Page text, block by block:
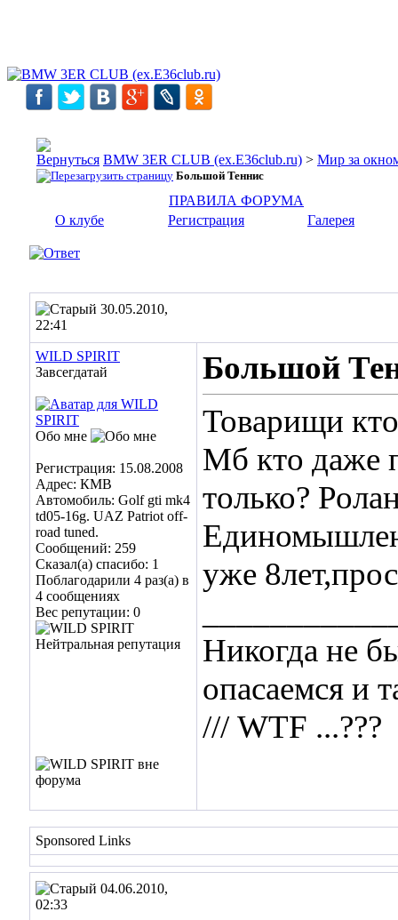
BMW 3ER CLUB (ex.E36club.ru) > Мир за
Большой Теннис
ПРАВИЛА ФОРУМА
О клубе
Регистрация Галерея
30.05.2010,
22:41
WILD SPIRIT
Завсегдатай
Обо мне
Регистрация: 15.08.2008
Адрес: КМВ
Автомобиль: Golf gti mk4
td05-16g. UAZ Patriot off-
road tuned.
Сообщений: 259
Сказал(а) спасибо: 1
Поблагодарили 4 раз(а) в
4 сообщениях
Вес репутации: 0
Большой
Товарищи
Мб кто даже
только?
уже
Никогда не
опасаемся и
/// WTF ...???
Sponsored Links
04.06.2010,
02:33